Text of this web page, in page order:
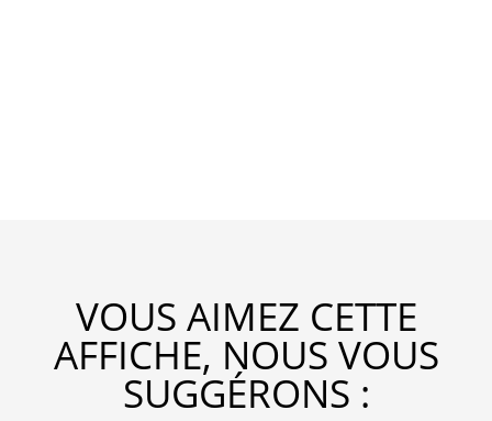
VOUS AIMEZ CETTE
AFFICHE, NOUS VOUS
SUGGÉRONS :